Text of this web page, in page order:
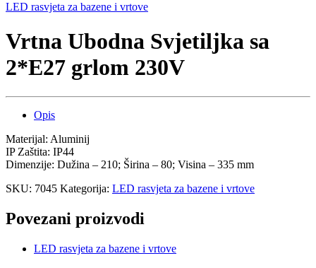
LED rasvjeta za bazene i vrtove
Vrtna Ubodna Svjetiljka sa
2*E27 grlom 230V
Opis
Materijal: Aluminij
IP Zaštita: IP44
Dimenzije: Dužina – 210; Širina – 80; Visina – 335 mm
SKU: 7045 Kategorija: LED rasvjeta za bazene i vrtove
Povezani proizvodi
LED rasvjeta za bazene i vrtove